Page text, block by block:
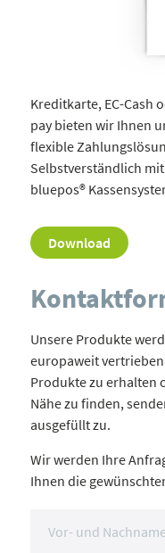
Kreditkarte, EC-Cash
pay bieten wir Ihnen
flexible
Selbstverständlich
bluepos®
Download
Unsere Produkte
europaweit
Produkte zu erhalten
Nähe zu finden,
ausgefüllt zu.
Wir werden Ihre
Ihnen die